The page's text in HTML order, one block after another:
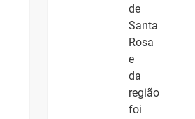
de
Santa
Rosa
e
da
região
foi